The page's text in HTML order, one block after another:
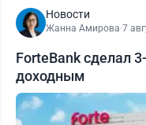
Новости
Жанна Амирова·7
ForteBank сделал
доходным